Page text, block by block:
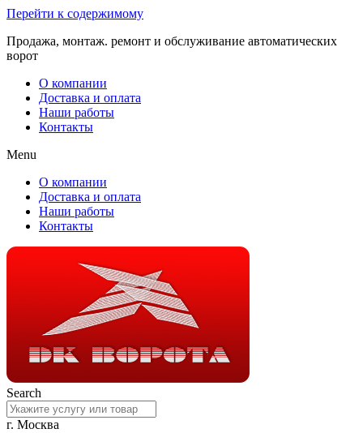
Перейти к содержимому
Продажа, монтаж. ремонт и обслуживание автоматических
ворот
О компании
Доставка и оплата
Наши работы
Контакты
Menu
О компании
Доставка и оплата
Наши работы
Контакты
Search
г. Москва